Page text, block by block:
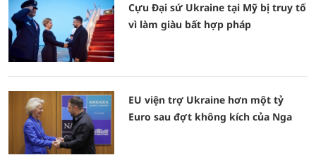
Cựu Đại sứ Ukraine tại Mỹ bị truy tố
vì làm giàu bất hợp pháp
EU viện trợ Ukraine hơn một tỷ
Euro sau đợt không kích của Nga